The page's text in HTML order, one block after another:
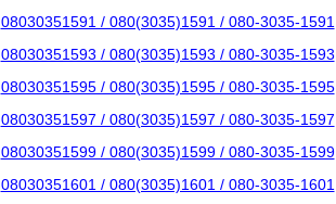
08030351591 / 080(3035)1591 / 080-3035-1591
08030351593 / 080(3035)1593 / 080-3035-1593
08030351595 / 080(3035)1595 / 080-3035-1595
08030351597 / 080(3035)1597 / 080-3035-1597
08030351599 / 080(3035)1599 / 080-3035-1599
08030351601 / 080(3035)1601 / 080-3035-1601